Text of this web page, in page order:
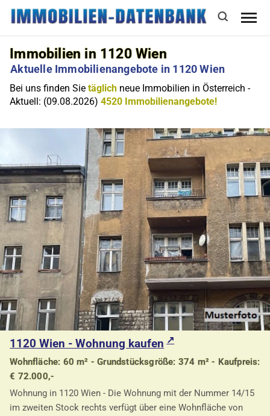
Immobilien in 1120 Wien
Aktuelle Immobilienangebote in 1120 Wien
Bei uns finden Sietäglich neue Immobilien in Österreich -
Aktuell: (09.08.2026)4520 Immobilienangebote!
1120 Wien - Wohnung kaufen
Wohnfläche: 60 m² - Grundstücksgröße: 374 m² - Kaufpreis:
€ 72.000,-
Wohnung in 1120 Wien - Die Wohnung mit der Nummer 14/15
im zweiten Stock rechts verfügt über eine Wohnfläche von